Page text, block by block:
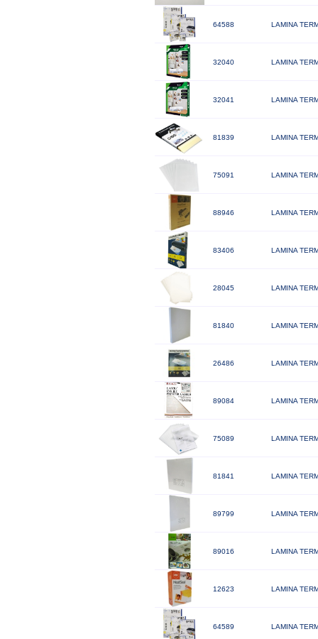
64588 LAMINA
32040 LAMINA
32041 LAMINA
81839 LAMINA
75091 LAMINA
88946 LAMINA
83406 LAMINA
28045 LAMINA
81840 LAMINA
26486 LAMINA
89084 LAMINA
75089 LAMINA
81841 LAMINA
89799 LAMINA
89016 LAMINA
12623 LAMINA
64589 LAMINA